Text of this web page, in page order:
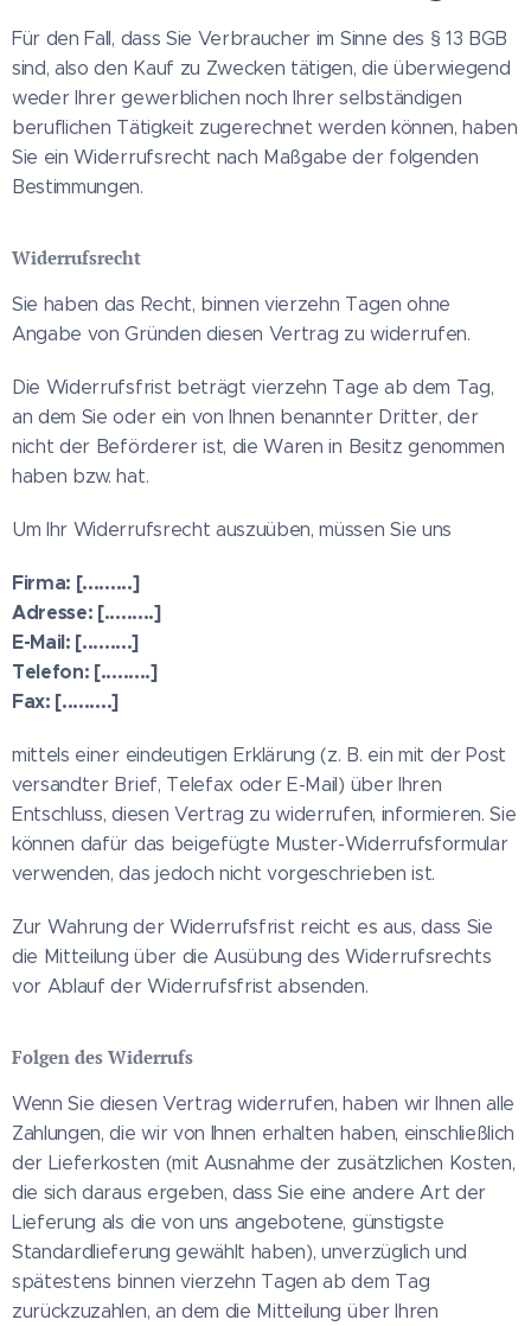
Für den Fall, dass Sie Verbraucher im Sinne des § 13 BGB
sind, also den Kauf zu Zwecken tätigen, die überwiegend
weder Ihrer gewerblichen noch Ihrer selbständigen
beruflichen Tätigkeit zugerechnet werden können, haben
Sie ein Widerrufsrecht nach Maßgabe der folgenden
Bestimmungen.
Widerrufsrecht
Sie haben das Recht, binnen vierzehn Tagen ohne
Angabe von Gründen diesen Vertrag zu widerrufen.
Die Widerrufsfrist beträgt vierzehn Tage ab dem Tag,
an dem Sie oder ein von Ihnen benannter Dritter, der
nicht der Beförderer ist, die Waren in Besitz genommen
haben bzw. hat.
Um Ihr Widerrufsrecht auszuüben, müssen Sie uns
Firma: [.........]
Adresse: [.........]
E-Mail: [.........]
Telefon: [.........]
Fax: [.........]
mittels einer eindeutigen Erklärung (z. B. ein mit der Post
versandter Brief, Telefax oder E-Mail) über Ihren
Entschluss, diesen Vertrag zu widerrufen, informieren. Sie
können dafür das beigefügte Muster-Widerrufsformular
verwenden, das jedoch nicht vorgeschrieben ist.
Zur Wahrung der Widerrufsfrist reicht es aus, dass Sie
die Mitteilung über die Ausübung des Widerrufsrechts
vor Ablauf der Widerrufsfrist absenden.
Folgen des Widerrufs
Wenn Sie diesen Vertrag widerrufen, haben wir Ihnen alle
Zahlungen, die wir von Ihnen erhalten haben, einschließlich
der Lieferkosten (mit Ausnahme der zusätzlichen Kosten,
die sich daraus ergeben, dass Sie eine andere Art der
Lieferung als die von uns angebotene, günstigste
Standardlieferung gewählt haben), unverzüglich und
spätestens binnen vierzehn Tagen ab dem Tag
zurückzuzahlen, an dem die Mitteilung über Ihren